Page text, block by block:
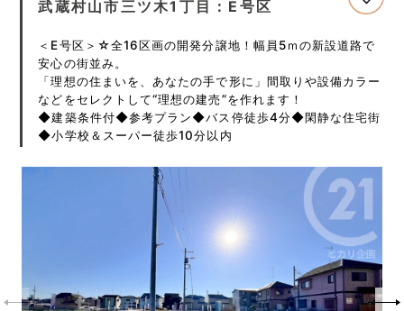
武蔵村山市三ツ木1丁目：E号区
＜E号区＞☆全16区画の開発分譲地！幅員5ｍの新設道路で
安心の街並み。
「理想の住まいを、あなたの手で形に」間取りや設備カラー
などをセレクトして“理想の建売”を作れます！
◆建築条件付◆参考プラン◆バス停徒歩4分◆閑静な住宅街
◆小学校＆スーパー徒歩10分以内